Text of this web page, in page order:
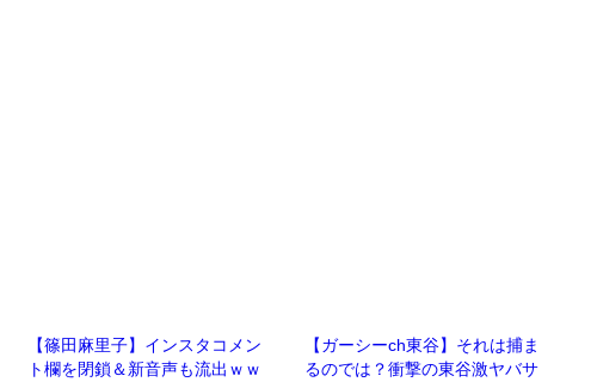
【篠田麻里子】インスタコメン
ト欄を閉鎖＆新音声も流出ｗｗ
【ガーシーch東谷】それは捕ま
るのでは？衝撃の東谷激ヤバサ